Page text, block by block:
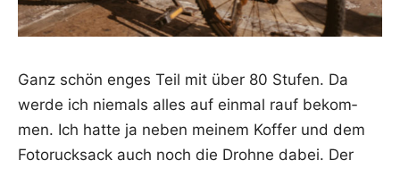
Ganz schön enges Teil mit über 80 Stu­fen. Da
wer­de ich nie­mals alles auf ein­mal rauf bekom­
men. Ich hat­te ja neben mei­nem Kof­fer und dem
Foto­ruck­sack auch noch die Droh­ne dabei. Der